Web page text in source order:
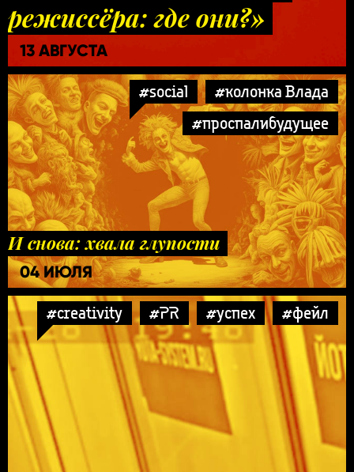
режиссёра: где они?»
13 АВГУСТА
#social
#колонка Влада
#проспалибудущее
И снова: хвала глупости
04 ИЮЛЯ
#creativity #PR #успех #фейл